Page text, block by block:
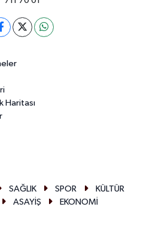
Haritası
SAĞLIK SPOR
KÜLTÜR
ASAYİŞ
EKONOMİ